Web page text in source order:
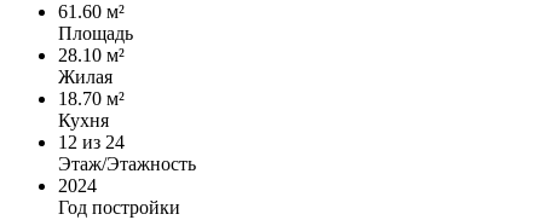
61.60 м²
Площадь
28.10 м²
Жилая
18.70 м²
Кухня
12 из 24
Этаж/Этажность
2024
Год постройки